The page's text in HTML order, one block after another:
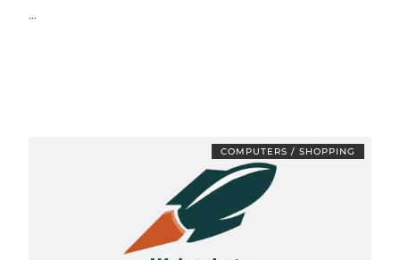
...
COMPUTERS / SHOPPING